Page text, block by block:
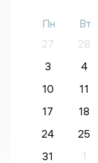
Пн Вт
27
28
3
4
10
11
17
18
24
25
31
1